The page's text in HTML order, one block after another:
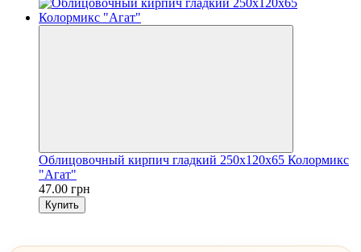
Облицовочный кирпич гладкий 250х120х65 Колормикс
"Агат"
47.00 грн
Купить